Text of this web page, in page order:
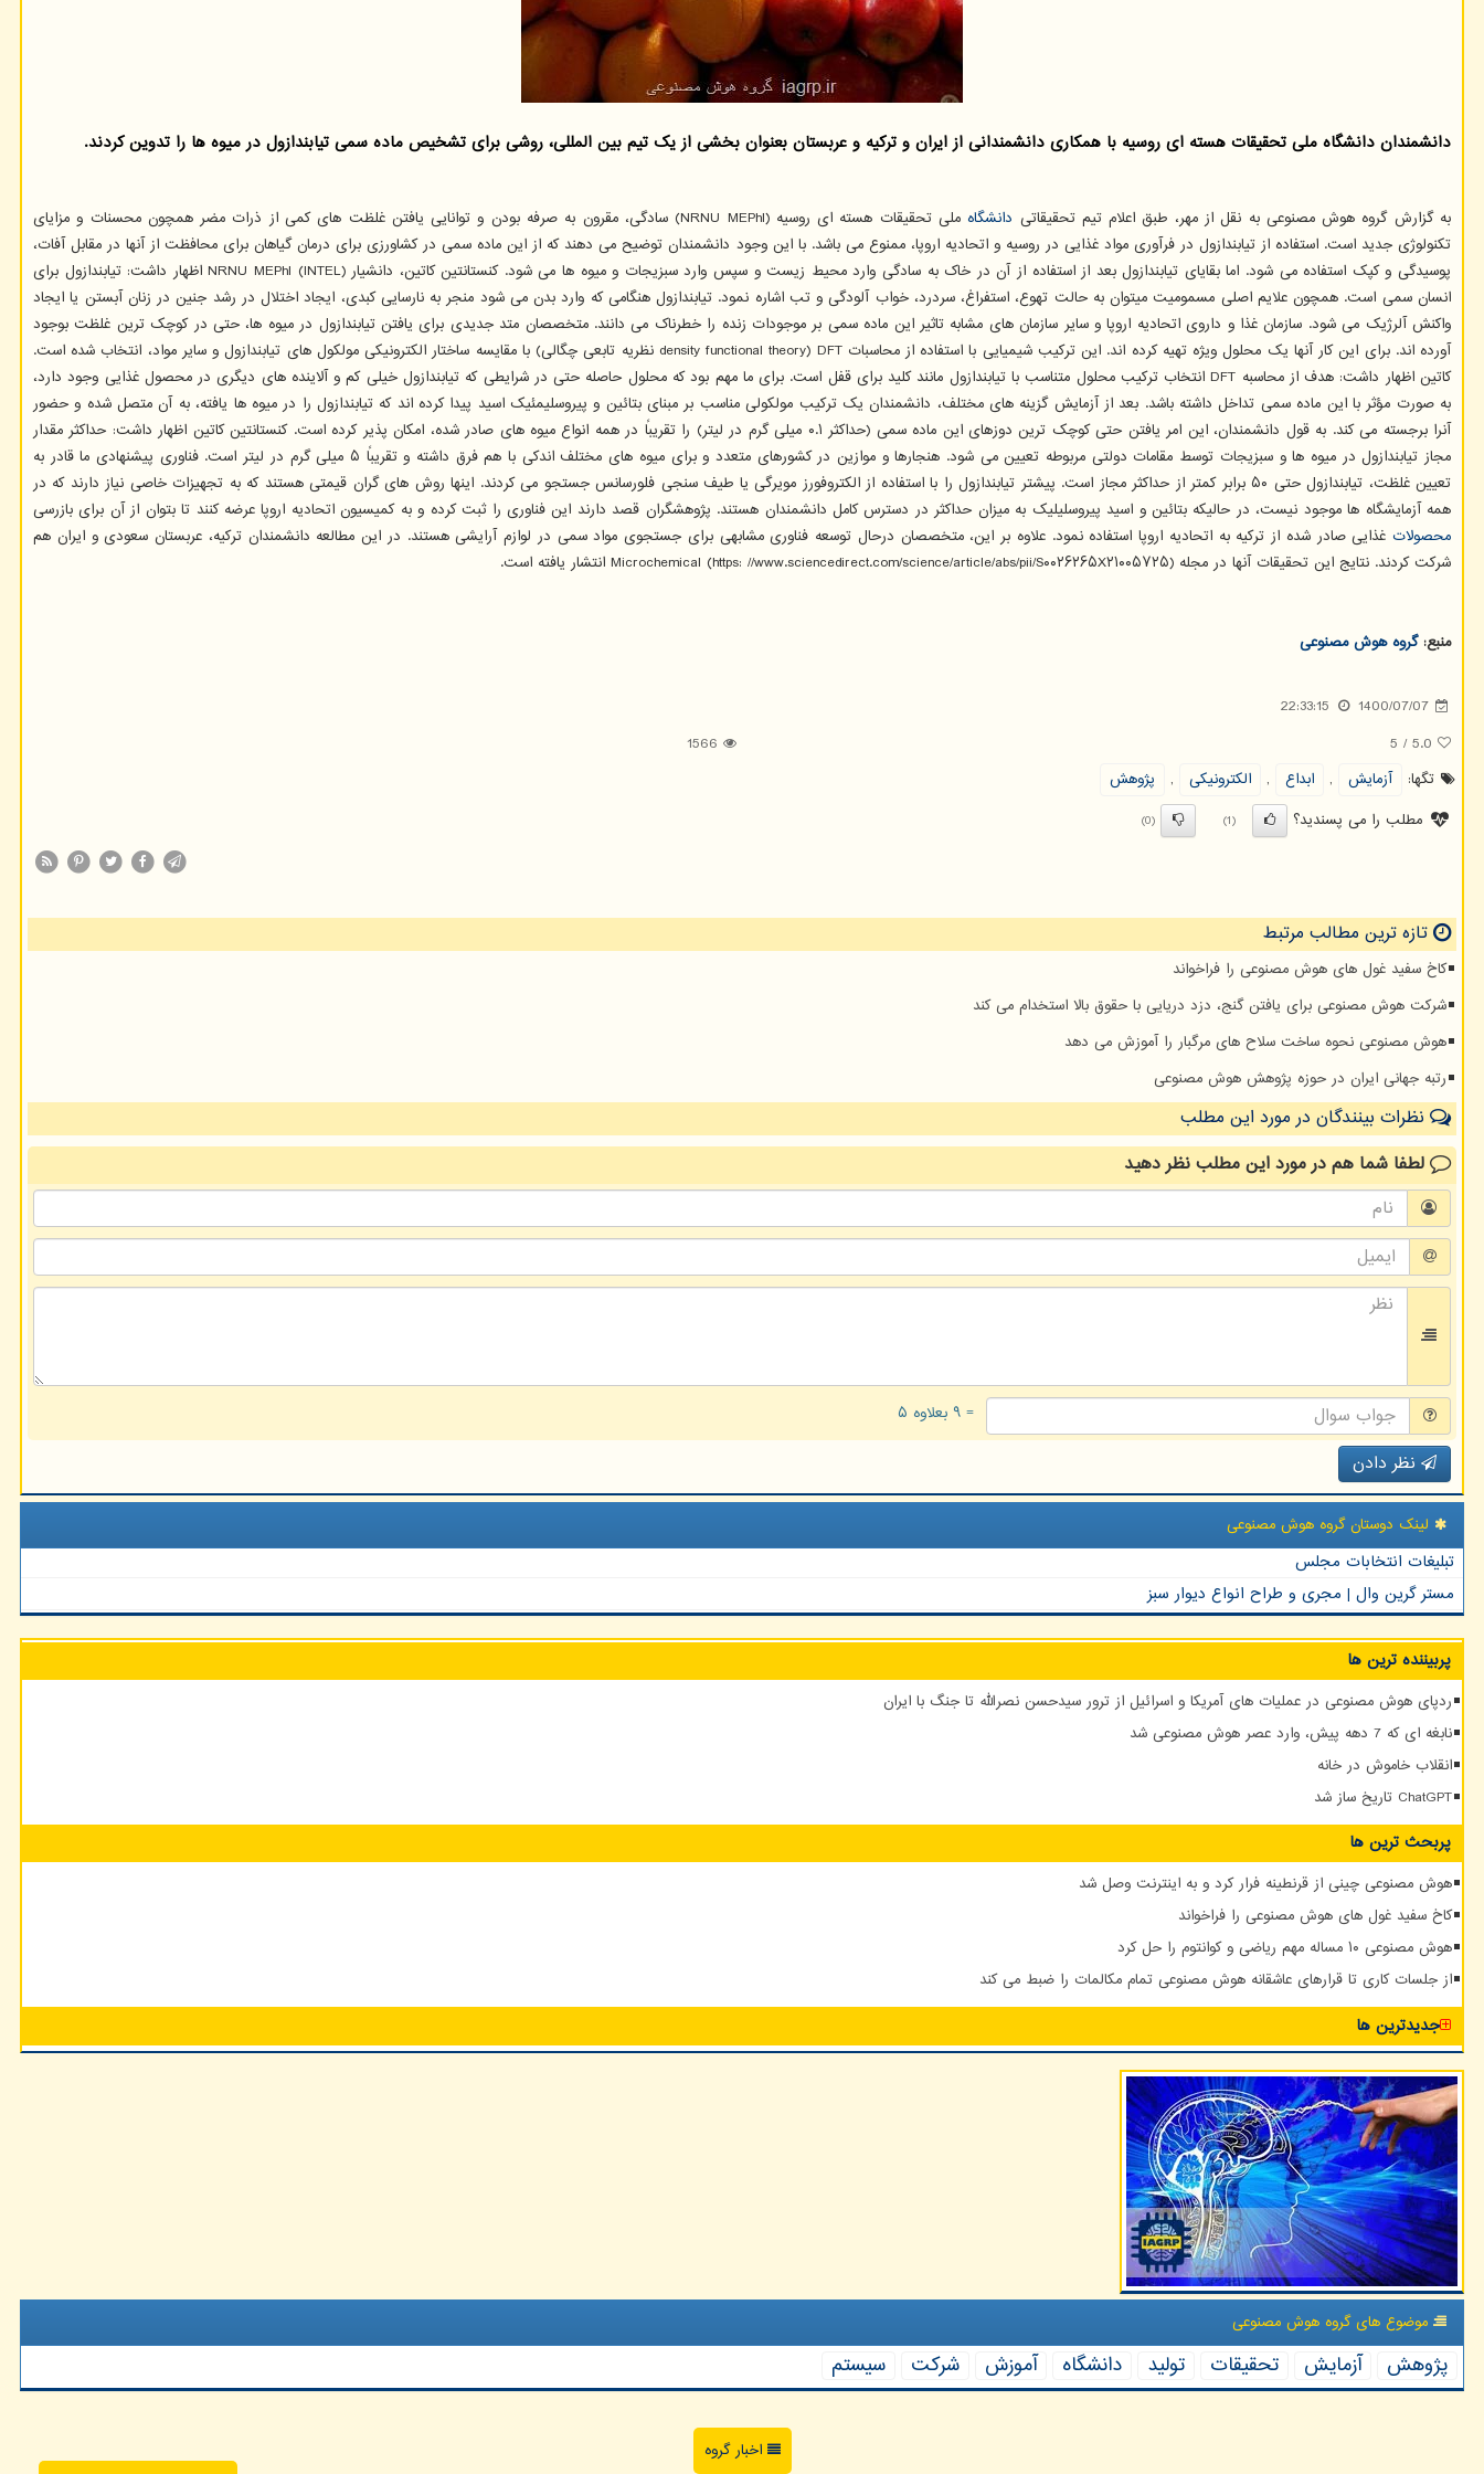
دانشمندان دانشگاه ملی تحقیقات هسته ای روسیه با همکاری دانشمندانی از ایران و ترکیه و عربستان بعنوان بخشی از یک تیم بین المللی، روشی برای تشخیص ماده سمی تیابندازول در میوه ها را تدوین کردند.
به گزارش گروه هوش مصنوعی به نقل از مهر، طبق اعلام تیم تحقیقاتی دانشگاه
ملی تحقیقات هسته ای روسیه (NRNU MEPhI) سادگی، مقرون به صرفه بودن و توانایی یافتن غلظت های کمی از ذرات مضر همچون محسنات و مزایای
تکنولوژی جدید است. استفاده از تیابندازول در فرآوری مواد غذایی در روسیه و اتحادیه اروپا، ممنوع می باشد. با این وجود دانشمندان توضیح می دهند که از این ماده سمی در کشاورزی برای درمان گیاهان برای محافظت از آنها در مقابل آفات،
پوسیدگی و کپک استفاده می شود. اما بقایای تیابندازول بعد از استفاده از آن در خاک به سادگی وارد محیط زیست و سپس وارد سبزیجات و میوه ها می شود. کنستانتین کاتین، دانشیار NRNU MEPhI (INTEL) اظهار داشت: تیابندازول برای
انسان سمی است. همچون علایم اصلی مسمومیت میتوان به حالت تهوع، استفراغ، سردرد، خواب آلودگی و تب اشاره نمود. تیابندازول هنگامی که وارد بدن می شود منجر به نارسایی کبدی، ایجاد اختلال در رشد جنین در زنان آبستن یا ایجاد
واکنش آلرژیک می شود. سازمان غذا و داروی اتحادیه اروپا و سایر سازمان های مشابه تاثیر این ماده سمی بر موجودات زنده را خطرناک می دانند. متخصصان متد جدیدی برای یافتن تیابندازول در میوه ها، حتی در کوچک ترین غلظت بوجود
آورده اند. برای این کار آنها یک محلول ویژه تهیه کرده اند. این ترکیب شیمیایی با استفاده از محاسبات DFT (density functional theory نظریه تابعی چگالی) با مقایسه ساختار الکترونیکی مولکول های تیابندازول و سایر مواد، انتخاب شده است.
کاتین اظهار داشت: هدف از محاسبه DFT انتخاب ترکیب محلول متناسب با تیابندازول مانند کلید برای قفل است. برای ما مهم بود که محلول حاصله حتی در شرایطی که تیابندازول خیلی کم و آلاینده های دیگری در محصول غذایی وجود دارد،
به صورت مؤثر با این ماده سمی تداخل داشته باشد. بعد از آزمایش گزینه های مختلف، دانشمندان یک ترکیب مولکولی مناسب بر مبنای بتائین و پیروسلیمئیک اسید پیدا کرده اند که تیابندازول را در میوه ها یافته، به آن متصل شده و حضور
آنرا برجسته می کند. به قول دانشمندان، این امر یافتن حتی کوچک ترین دوزهای این ماده سمی (حداکثر ۰.۱ میلی گرم در لیتر) را تقریباً در همه انواع میوه های صادر شده، امکان پذیر کرده است. کنستانتین کاتین اظهار داشت: حداکثر مقدار
مجاز تیابندازول در میوه ها و سبزیجات توسط مقامات دولتی مربوطه تعیین می شود. هنجارها و موازین در کشورهای متعدد و برای میوه های مختلف اندکی با هم فرق داشته و تقریباً ۵ میلی گرم در لیتر است. فناوری پیشنهادی ما قادر به
تعیین غلظت، تیابندازول حتی ۵۰ برابر کمتر از حداکثر مجاز است. پیشتر تیابندازول را با استفاده از الکتروفورز مویرگی یا طیف سنجی فلورسانس جستجو می کردند. اینها روش های گران قیمتی هستند که به تجهیزات خاصی نیاز دارند که در
همه آزمایشگاه ها موجود نیست، در حالیکه بتائین و اسید پیروسلیلیک به میزان حداکثر در دسترس کامل دانشمندان هستند. پژوهشگران قصد دارند این فناوری را ثبت کرده و به کمیسیون اتحادیه اروپا عرضه کنند تا بتوان از آن برای بازرسی
محصولات غذایی صادر شده از ترکیه به اتحادیه اروپا استفاده نمود. علاوه بر این، متخصصان درحال توسعه فناوری مشابهی برای جستجوی مواد سمی در لوازم آرایشی هستند. در این مطالعه دانشمندان ترکیه، عربستان سعودی و ایران هم
شرکت کردند. نتایج این تحقیقات آنها در مجله Microchemical (https: //www.sciencedirect.com/science/article/abs/pii/S۰۰۲۶۲۶۵X۲۱۰۰۵۷۲۵) انتشار یافته است.
منبع:گروه هوش مصنوعی
1400/07/07
22:33:15
5.0
/
5
1566
تگها:
آزمایش , ابداع , الكترونیكی ,
پژوهش
مطلب را می پسندید؟
(1)
(0)
تازه ترین مطالب مرتبط
کاخ سفید غول های هوش مصنوعی را فراخواند
شرکت هوش مصنوعی برای یافتن گنج، دزد دریایی با حقوق بالا استخدام می کند
هوش مصنوعی نحوه ساخت سلاح های مرگبار را آموزش می دهد
رتبه جهانی ایران در حوزه پژوهش هوش مصنوعی
نظرات بینندگان در مورد این مطلب
لطفا شما همدر مورد این مطلبنظر دهید
= ۹ بعلاوه ۵
نظر دادن
لینک دوستان گروه هوش مصنوعی
تبلیغات انتخابات مجلس
مستر گرین وال | مجری و طراح انواع دیوار سبز
پربیننده ترین ها
ردپای هوش مصنوعی در عملیات های آمریکا و اسرائیل از ترور سیدحسن نصرالله تا جنگ با ایران
نابغه ای که 7 دهه پیش، وارد عصر هوش مصنوعی شد
انقلاب خاموش در خانه
ChatGPT تاریخ ساز شد
پربحث ترین ها
هوش مصنوعی چینی از قرنطینه فرار کرد و به اینترنت وصل شد
کاخ سفید غول های هوش مصنوعی را فراخواند
هوش مصنوعی ۱۰ مساله مهم ریاضی و کوانتوم را حل کرد
از جلسات کاری تا قرارهای عاشقانه هوش مصنوعی تمام مکالمات را ضبط می کند
جدیدترین ها
موضوع های گروه هوش مصنوعی
پژوهش آزمایش تحقیقات تولید دانشگاه آموزش شركت سیستم
اخبار گروه